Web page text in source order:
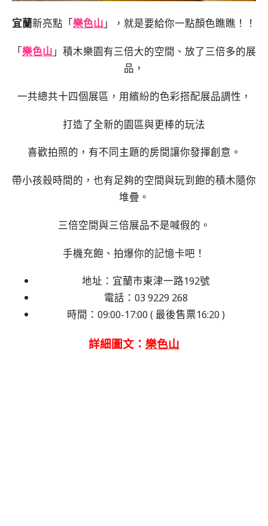
宜蘭新亮點「樂色山 」，就是要給你一點顏色瞧瞧！！
「樂色山 」積木樂園有三倍大的空間、放了三倍多的展
品，
一共總共十四個展區，用繽紛的色彩搭配展品調性，
打造了全新的園區與更棒的玩法
喜歡拍照的，有不同主題的房間讓你發揮創意。
帶小孩殺時間的，也有足夠的空間與玩到飽的積木隨你
堆疊。
三倍空間與三倍展品不是喊假的。
手機充飽、拍爆你的記憶卡吧！
地址：宜蘭市東津一路192號
電話：03 9229 268
時間：09:00-17:00 ( 最後售票16:20 )
詳細圖文： 樂色山